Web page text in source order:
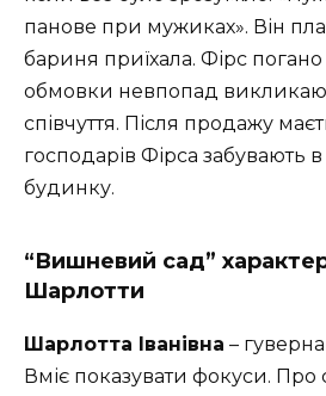
панове при мужиках». Він
бариня приїхала. Фірс погано
обмовки невпопад
співчуття. Після продажу
господарів Фірса забувають
будинку.
“Вишневий сад”
Шарлотти
Шарлотта Іванівна –
Вміє показувати фокуси. Про